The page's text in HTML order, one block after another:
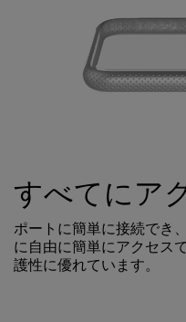
すべてにア
ポートに簡単に接続でき
に自由に簡単にアクセス
護性に優れています。